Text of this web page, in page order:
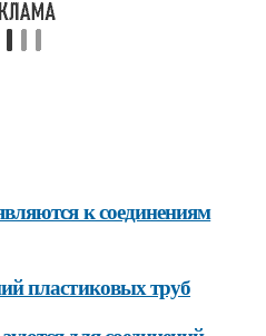
к соединениям
пластиковых труб